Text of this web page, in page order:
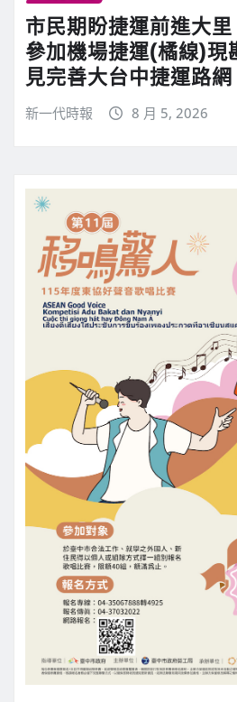
市民期盼捷運前進大
參加機場捷運(橘線)現
見完善大台中捷運路網
新一代時報 8 月 5, 2026